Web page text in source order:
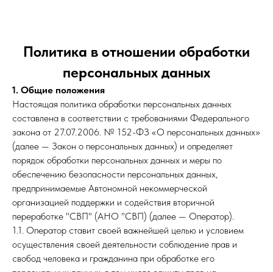
Политика в отношении обработки
персональных данных
1. Общие положения
Настоящая политика обработки персональных данных
составлена в соответствии с требованиями Федерального
закона от 27.07.2006. № 152-ФЗ «О персональных данных»
(далее — Закон о персональных данных) и определяет
порядок обработки персональных данных и меры по
обеспечению безопасности персональных данных,
предпринимаемые Автономной некоммерческой
организацией поддержки и содействия вторичной
переработке "СВП" (АНО "СВП) (далее — Оператор).
1.1. Оператор ставит своей важнейшей целью и условием
осуществления своей деятельности соблюдение прав и
свобод человека и гражданина при обработке его